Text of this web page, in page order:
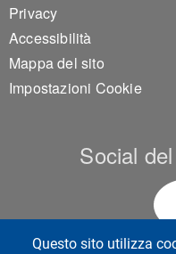
Questo sito utilizza
Privacy
Accessibilità
Mappa del sito
Impostazioni Cookie
Social